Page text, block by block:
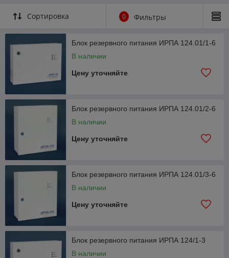
Сортировка 0 Фильтры
Блок резервного питания ИРПА 124.01/1-6
В наличии
Цену уточняйте
Блок резервного питания ИРПА 124.01/2-6
В наличии
Цену уточняйте
Блок резервного питания ИРПА 124.01/3-6
В наличии
Цену уточняйте
Блок резервного питания ИРПА 124/1-3
В наличии